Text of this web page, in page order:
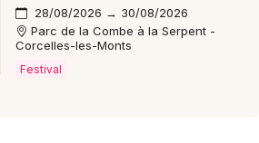
28/08/2026 → 30/08/2026
Parc de la Combe à la Serpent -
Corcelles-les-Monts
Festival